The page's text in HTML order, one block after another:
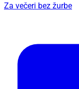
Za večeri bez žurbe